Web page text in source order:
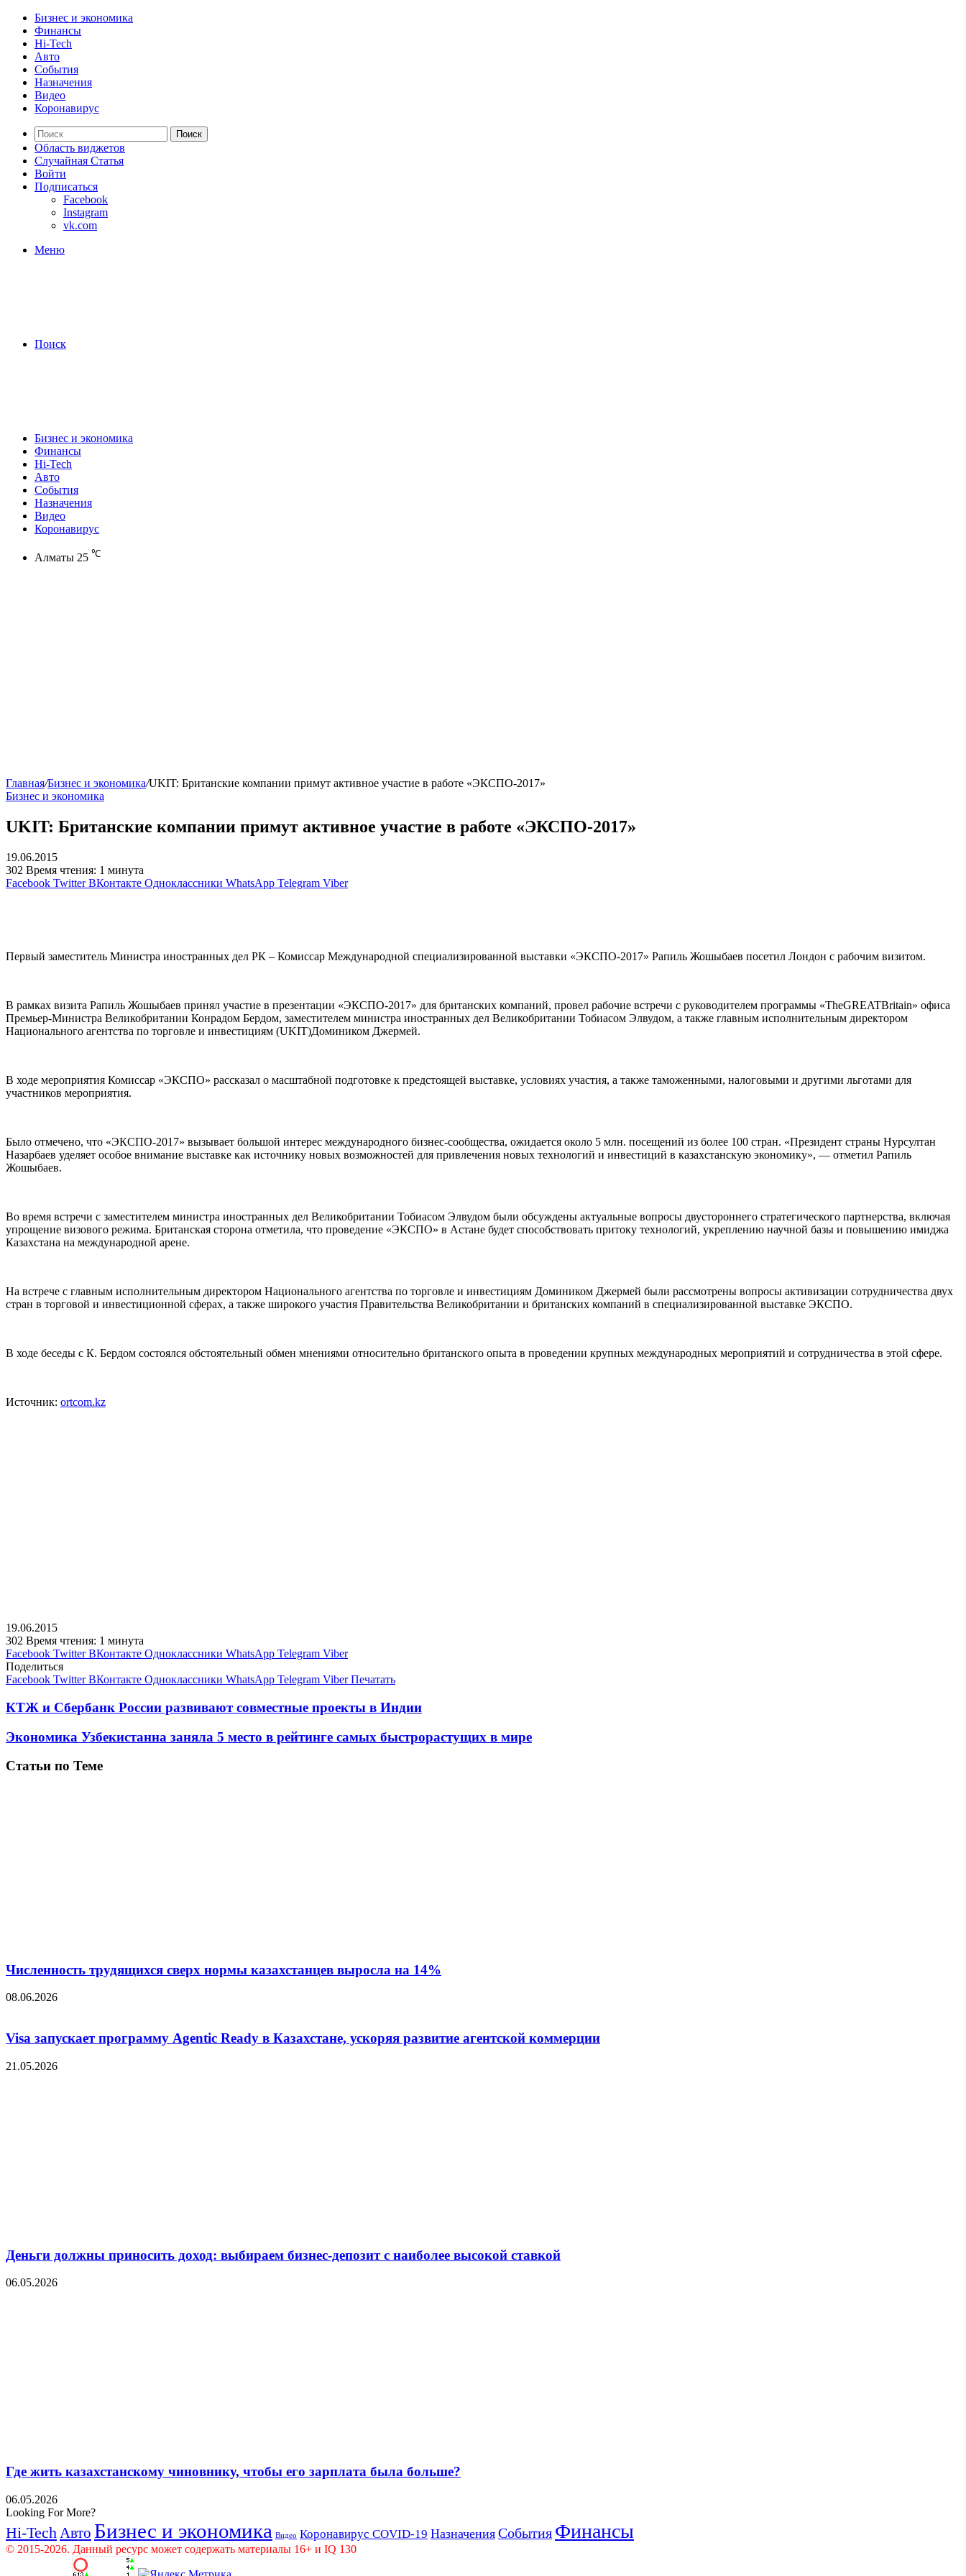
Бизнес и экономика
Финансы
Hi-Tech
Авто
События
Назначения
Видео
Коронавирус
Поиск
Область виджетов
Случайная Статья
Войти
Подписаться
Facebook
Instagram
vk.com
Меню
Поиск
Бизнес и экономика
Финансы
Hi-Tech
Авто
События
Назначения
Видео
Коронавирус
Алматы 25 ℃
Главная/Бизнес и экономика/UKIT: Британские компании примут активное участие в работе «ЭКСПО-2017»
Бизнес и экономика
UKIT: Британские компании примут активное участие в работе «ЭКСПО-2017»
19.06.2015
302 Время чтения: 1 минута
Facebook Twitter ВКонтакте Одноклассники WhatsApp Telegram Viber
Первый заместитель Министра иностранных дел РК – Комиссар Международной специализированной выставки «ЭКСПО-2017» Рапиль Жошыбаев посетил Лондон с рабочим визитом.
В рамках визита Рапиль Жошыбаев принял участие в презентации «ЭКСПО-2017» для британских компаний, провел рабочие встречи с руководителем программы «TheGREATBritain» офиса
Премьер-Министра Великобритании Конрадом Бердом, заместителем министра иностранных дел Великобритании Тобиасом Элвудом, а также главным исполнительным директором
Национального агентства по торговле и инвестициям (UKIT)Домиником Джермей.
В ходе мероприятия Комиссар «ЭКСПО» рассказал о масштабной подготовке к предстоящей выставке, условиях участия, а также таможенными, налоговыми и другими льготами для
участников мероприятия.
Было отмечено, что «ЭКСПО-2017» вызывает большой интерес международного бизнес-сообщества, ожидается около 5 млн. посещений из более 100 стран. «Президент страны Нурсултан
Назарбаев уделяет особое внимание выставке как источнику новых возможностей для привлечения новых технологий и инвестиций в казахстанскую экономику», — отметил Рапиль
Жошыбаев.
Во время встречи с заместителем министра иностранных дел Великобритании Тобиасом Элвудом были обсуждены актуальные вопросы двустороннего стратегического партнерства, включая
упрощение визового режима. Британская сторона отметила, что проведение «ЭКСПО» в Астане будет способствовать притоку технологий, укреплению научной базы и повышению имиджа
Казахстана на международной арене.
На встрече с главным исполнительным директором Национального агентства по торговле и инвестициям Домиником Джермей были рассмотрены вопросы активизации сотрудничества двух
стран в торговой и инвестиционной сферах, а также широкого участия Правительства Великобритании и британских компаний в специализированной выставке ЭКСПО.
В ходе беседы с К. Бердом состоялся обстоятельный обмен мнениями относительно британского опыта в проведении крупных международных мероприятий и сотрудничества в этой сфере.
Источник: ortcom.kz
19.06.2015
302 Время чтения: 1 минута
Facebook Twitter ВКонтакте Одноклассники WhatsApp Telegram Viber
Поделиться
Facebook Twitter ВКонтакте Одноклассники WhatsApp Telegram Viber Печатать
КТЖ и Сбербанк России развивают совместные проекты в Индии
Экономика Узбекистанна заняла 5 место в рейтинге самых быстрорастущих в мире
Статьи по Теме
Численность трудящихся сверх нормы казахстанцев выросла на 14%
08.06.2026
Visa запускает программу Agentic Ready в Казахстане, ускоряя развитие агентской коммерции
21.05.2026
Деньги должны приносить доход: выбираем бизнес-депозит с наиболее высокой ставкой
06.05.2026
Где жить казахстанскому чиновнику, чтобы его зарплата была больше?
06.05.2026
Looking For More?
Hi-Tech Авто Бизнес и экономика Видео Коронавирус COVID-19 Назначения События Финансы
© 2015-2026. Данный ресурс может содержать материалы 16+ и IQ 130